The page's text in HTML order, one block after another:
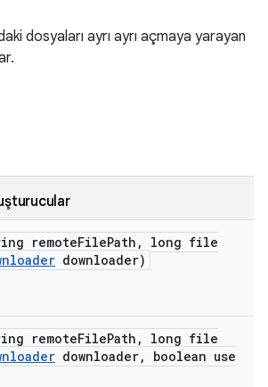
dosyaları ayrı ayrı açmaya yarayan
remoteFilePath ,
long file
downloader)
remoteFilePath ,
long file
downloader,
boolean use